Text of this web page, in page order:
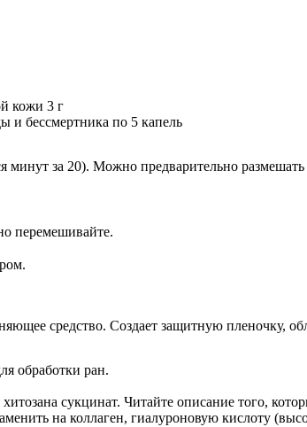
кожи 3 г
и бессмертника по 5 капель
минут за 20). Можно предварительно
перемешивайте.
средство. Создает защитную пленочку,
обработки ран.
сукцинат. Читайте описание того,
на коллаген, гиалуроновую кислоту